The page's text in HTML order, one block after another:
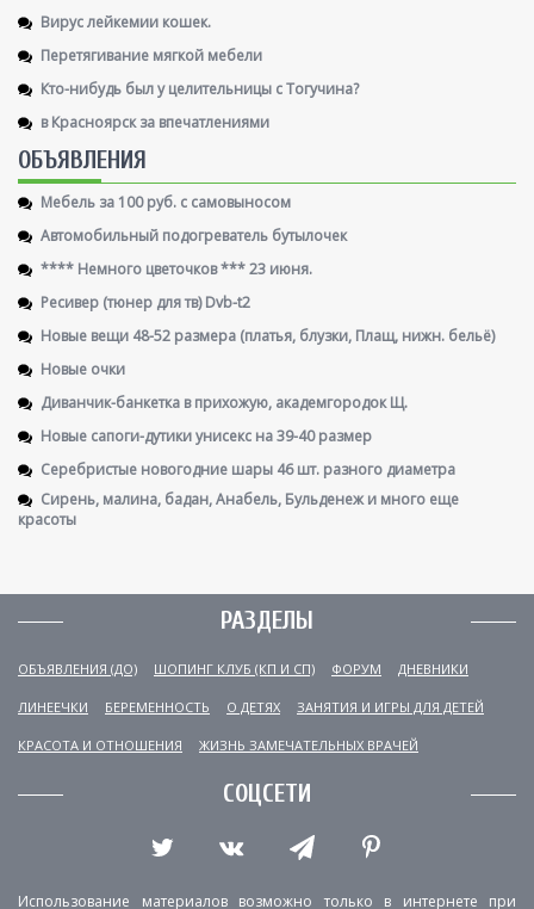
Вирус лейкемии кошек.
Перетягивание мягкой мебели
Кто-нибудь был у целительницы с Тогучина?
в Красноярск за впечатлениями
ОБЪЯВЛЕНИЯ
Мебель за 100 руб. с самовыносом
Автомобильный подогреватель бутылочек
**** Немного цветочков *** 23 июня.
Ресивер (тюнер для тв) Dvb-t2
Новые вещи 48-52 размера (платья, блузки, Плащ, нижн. бельё)
Новые очки
Диванчик-банкетка в прихожую, академгородок Щ.
Новые сапоги-дутики унисекс на 39-40 размер
Серебристые новогодние шары 46 шт. разного диаметра
Сирень, малина, бадан, Анабель, Бульденеж и много еще
красоты
РАЗДЕЛЫ
ОБЪЯВЛЕНИЯ (ДО) ШОПИНГ КЛУБ (КП И СП) ФОРУМ ДНЕВНИКИ
ЛИНЕЕЧКИ БЕРЕМЕННОСТЬ О ДЕТЯХ ЗАНЯТИЯ И ИГРЫ ДЛЯ ДЕТЕЙ
КРАСОТА И ОТНОШЕНИЯ ЖИЗНЬ ЗАМЕЧАТЕЛЬНЫХ ВРАЧЕЙ
СОЦСЕТИ
Использование материалов возможно только в интернете при